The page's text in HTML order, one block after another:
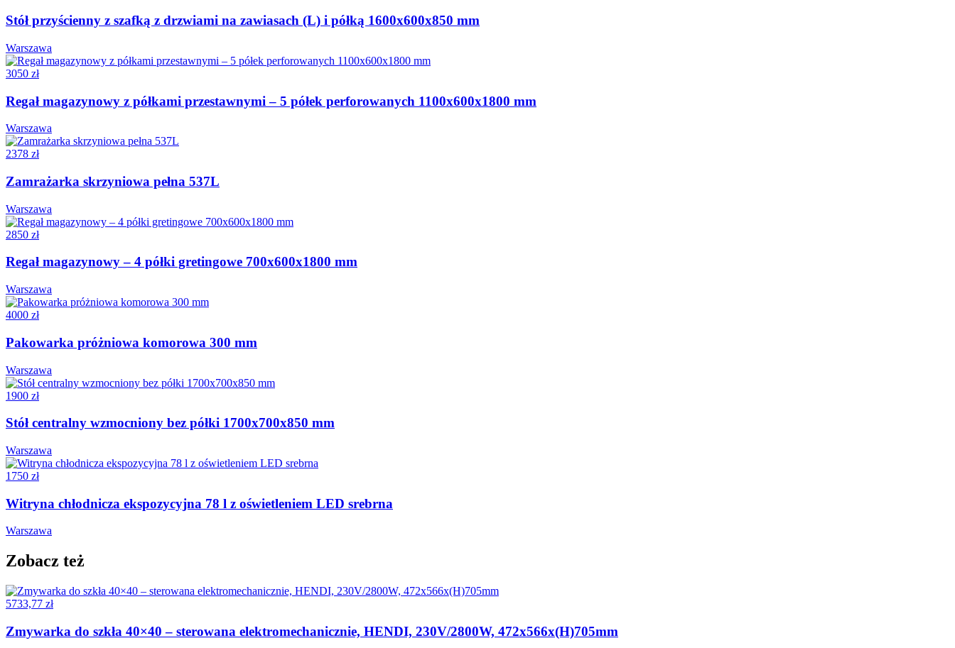
Stół przyścienny z szafką z drzwiami na zawiasach (L) i półką 1600x600x850 mm
Warszawa
3050 zł
Regał magazynowy z półkami przestawnymi – 5 półek perforowanych 1100x600x1800 mm
Warszawa
2378 zł
Zamrażarka skrzyniowa pełna 537L
Warszawa
2850 zł
Regał magazynowy – 4 półki gretingowe 700x600x1800 mm
Warszawa
4000 zł
Pakowarka próżniowa komorowa 300 mm
Warszawa
1900 zł
Stół centralny wzmocniony bez półki 1700x700x850 mm
Warszawa
1750 zł
Witryna chłodnicza ekspozycyjna 78 l z oświetleniem LED srebrna
Warszawa
Zobacz też
5733,77 zł
Zmywarka do szkła 40×40 – sterowana elektromechanicznie, HENDI, 230V/2800W, 472x566x(H)705mm